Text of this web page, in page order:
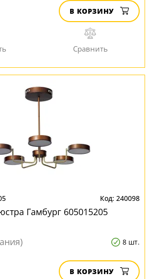
В КОРЗИНУ
240098
Гамбург 605015205
8 шт.
В КОРЗИНУ